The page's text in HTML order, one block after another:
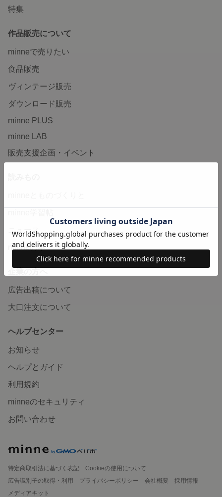
特集
作品販売について
minneで売りたい
食品販売
ヴィンテージ販売
ダウンロード販売
minne PLUS
minne LAB
販売支援企画・イベント
ニュース
minneの本
広告出稿について
大口注文について
ヘルプセンター
お知らせ
ヘルプとガイド
利用規約
minneのセキュリティ
お問い合わせ
特定商取引法に基づく表記
Cookieの使用について
広告識別子の取得・利用
プライバシーポリシー 会社概要
採用情報
メディアキット